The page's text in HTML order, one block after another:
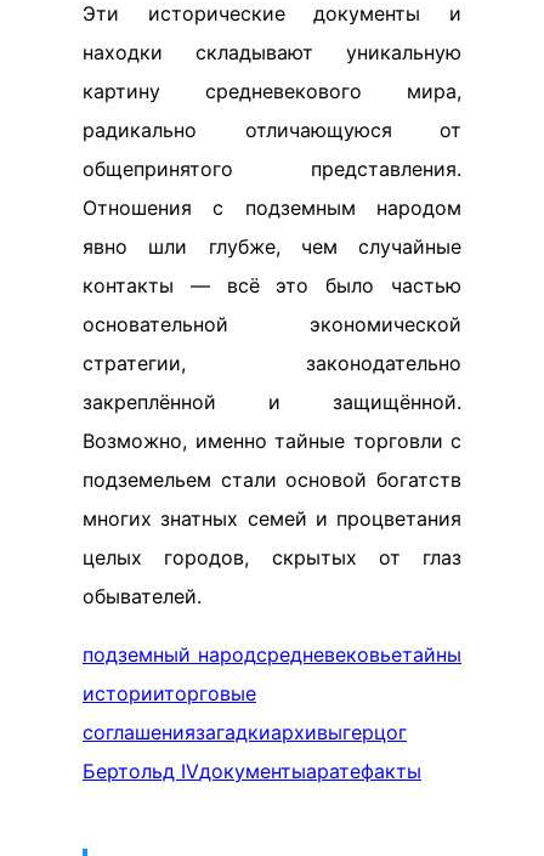
Эти исторические документы и
находки складывают уникальную
картину средневекового мира,
радикально отличающуюся от
общепринятого представления.
Отношения с подземным народом
явно шли глубже, чем случайные
контакты — всё это было частью
основательной экономической
стратегии, законодательно
закреплённой и защищённой.
Возможно, именно тайные торговли с
подземельем стали основой богатств
многих знатных семей и процветания
целых городов, скрытых от глаз
обывателей.
подземный народсредневековьетайны
историиторговые
соглашениязагадкиархивыгерцог
Бертольд IVдокументыаратефакты